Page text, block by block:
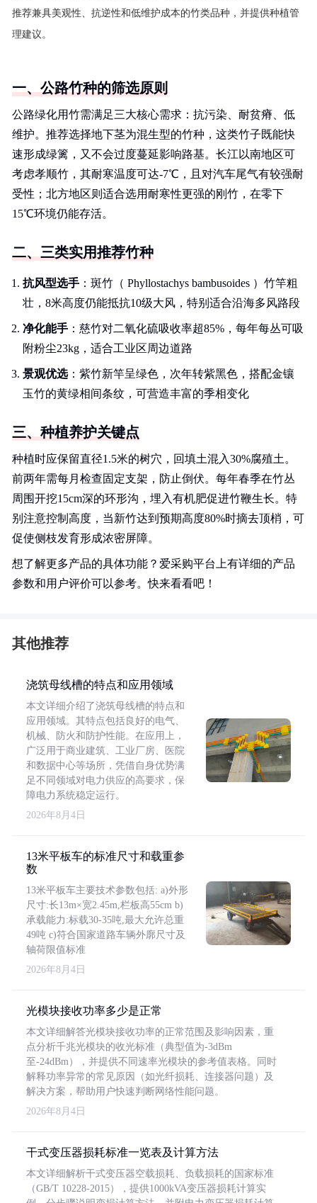
推荐兼具美观性、抗逆性和低维护成本的竹类品种，并提供种植管
理建议。
一、公路竹种的筛选原则
公路绿化用竹需满足三大核心需求：抗污染、耐贫瘠、低
维护。推荐选择地下茎为混生型的竹种，这类竹子既能快
速形成绿篱，又不会过度蔓延影响路基。长江以南地区可
考虑孝顺竹，其耐寒温度可达-7℃，且对汽车尾气有较强耐
受性；北方地区则适合选用耐寒性更强的刚竹，在零下
15℃环境仍能存活。
二、三类实用推荐竹种
抗风型选手 ：斑竹（ Phyllostachys bambusoides ）竹竿粗
壮，8米高度仍能抵抗10级大风，特别适合沿海多风路段
净化能手 ：慈竹对二氧化硫吸收率超85%，每年每丛可吸
附粉尘23kg，适合工业区周边道路
景观优选：紫竹新竿呈绿色，次年转紫黑色，搭配金镶
玉竹的黄绿相间条纹，可营造丰富的季相变化
三、种植养护关键点
种植时应保留直径1.5米的树穴，回填土混入30%腐殖土。
前两年需每月检查固定支架，防止倒伏。每年春季在竹丛
周围开挖15cm深的环形沟，埋入有机肥促进竹鞭生长。特
别注意控制高度，当新竹达到预期高度80%时摘去顶梢，可
促使侧枝发育形成浓密屏障。
想了解更多产品的具体功能？爱采购平台上有详细的产品
参数和用户评价可以参考。快来看看吧！
其他推荐
浇筑母线槽的特点和应用领域
本文详细介绍了浇筑母线槽的特点和
应用领域。其特点包括良好的电气、
机械、防火和防护性能。在应用上，
广泛用于商业建筑、工业厂房、医院
和数据中心等场所，凭借自身优势满
足不同领域对电力供应的高要求，保
障电力系统稳定运行。
2026年8月4日
13米平板车的标准尺寸和载重参
数
13米平板车主要技术参数包括: a)外形
尺寸:长13m×宽2.45m,栏板高55cm b)
承载能力:标载30-35吨,最大允许总重
49吨 c)符合国家道路车辆外廓尺寸及
轴荷限值标准
2026年8月4日
光模块接收功率多少是正常
本文详细解答光模块接收功率的正常范围及影响因素，重
点分析千兆光模块的收光标准（典型值为-3dBm
至-24dBm），并提供不同速率光模块的参考值表格。同时
解释功率异常的常见原因（如光纤损耗、连接器问题）及
解决方案，帮助用户快速判断网络性能问题。
2026年8月4日
干式变压器损耗标准一览表及计算方法
本文详细解析干式变压器空载损耗、负载损耗的国家标准
（GB/T 10228-2015），提供1000kVA变压器损耗计算实